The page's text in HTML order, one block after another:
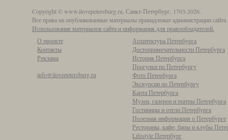
Copyright © www.ilovepetersburg.ru, Санкт-Петербург, 1703-2026.
Все права на опубликованные материалы принадлежат администрации
Использование материалов сайта и информация для правообладателей.
О проекте
Контакты
Реклама
info@ilovepetersburg.ru
Архитектура Петербурга
Достопримечательности Петербурга
История Петербурга
Прогулки по Петербургу
Фото Петербурга
Экскурсии по Петербургу
Карта Петербурга
Музеи, галереи и театры Петербурга
Гостиницы и отели Петербурга
Полезная информация о Петербурге
Рестораны, кафе, бары и клубы
Lifestyle Петербург